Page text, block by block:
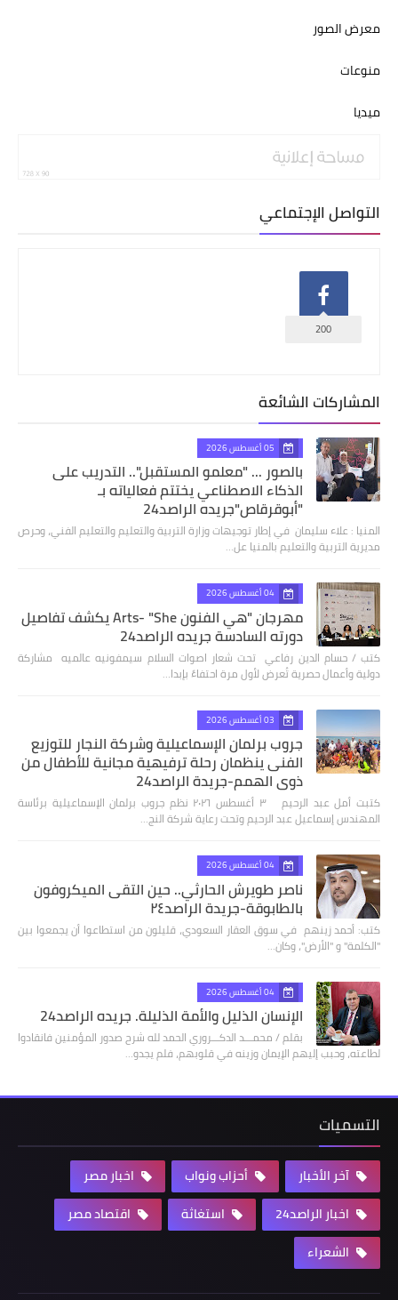
معرض الصور
منوعات
ميديا
التواصل الإجتماعي
200
المشاركات الشائعة
05 أغسطس 2026
بالصور ... "معلمو المستقبل".. التدريب على
الذكاء الاصطناعي يختتم فعالياته بـ
"أبوقرقاص"جريده الراصد24
المنيا : علاء سليمان في إطار توجيهات وزارة التربية والتعليم والتعليم الفني، وحرص
مديرية التربية والتعليم بالمنيا عل…
04 أغسطس 2026
مهرجان "هي الفنون Arts- "She يكشف تفاصيل
دورته السادسة جريده الراصد24
كتب / حسام الدين رفاعي تحت شعار اصوات السلام سيمفونيه عالميه مشاركة
دولية وأعمال حصرية تُعرض لأول مرة احتفاءً بإبدا…
03 أغسطس 2026
جروب برلمان الإسماعيلية وشركة النجار للتوزيع
الفنى ينظمان رحلة ترفيهية مجانية للأطفال من
ذوي الهمم-جريدة الراصد24
كتبت أمل عبد الرحيم ٣ أغسطس ٢٠٢٦ نظم جروب برلمان الإسماعيلية برئاسة
المهندس إسماعيل عبد الرحيم وتحت رعاية شركة النج…
04 أغسطس 2026
ناصر طويرش الحارثي.. حين التقى الميكروفون
بالطابوقة-جريدة الراصد٢٤
كتب: أحمد زينهم في سوق العقار السعودي، قليلون من استطاعوا أن يجمعوا بين
"الكلمة" و "الأرض"، وكان…
04 أغسطس 2026
الإنسان الذليل والأمة الذليلة. جريده الراصد24
بقلم / محمـــد الدكـــروري الحمد لله شرح صدور المؤمنين فانقادوا
لطاعته، وحبب إليهم الإيمان وزينه في قلوبهم، فلم يجدو…
التسميات
آخر الأخبار أحزاب ونواب
اخبار مصر
اخبار الراصد24
استغاثة
اقتصاد مصر
الشعراء